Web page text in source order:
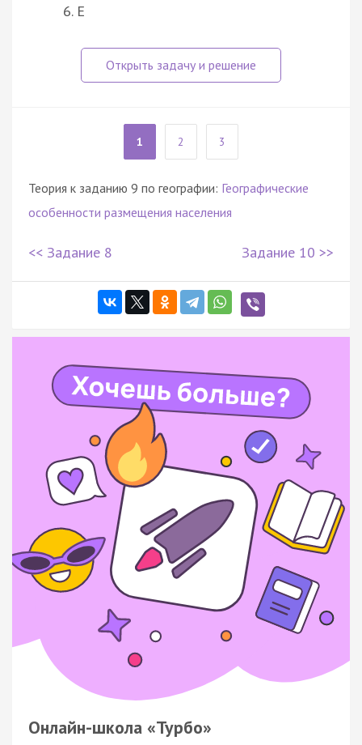
Е
1 2 3
Теория к заданию 9 по географии: Географические
особенности размещения населения
<< Задание 8 Задание 10 >>
Онлайн-школа «Турбо»